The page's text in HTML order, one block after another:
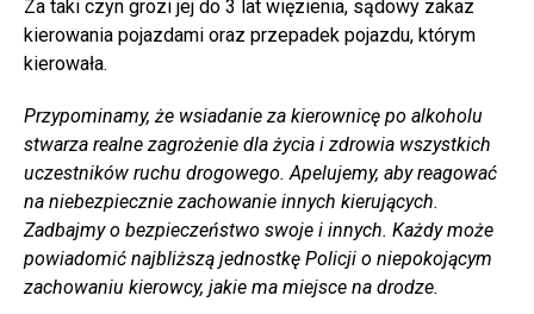
Za taki czyn grozi jej do 3 lat więzienia, sądowy zakaz
kierowania pojazdami oraz przepadek pojazdu, którym
kierowała.
Przypominamy, że wsiadanie za kierownicę po alkoholu
stwarza realne zagrożenie dla życia i zdrowia wszystkich
uczestników ruchu drogowego. Apelujemy, aby reagować
na niebezpiecznie zachowanie innych kierujących.
Zadbajmy o bezpieczeństwo swoje i innych. Każdy może
powiadomić najbliższą jednostkę Policji o niepokojącym
zachowaniu kierowcy, jakie ma miejsce na drodze.